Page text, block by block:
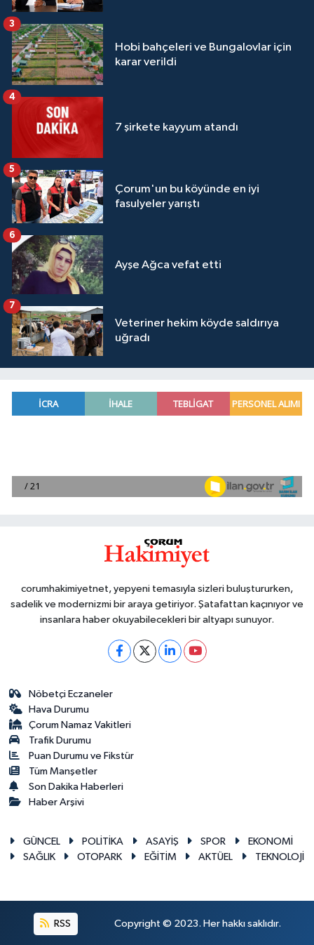
Hobi bahçeleri ve Bungalovlar için
karar verildi
3
7 şirkete kayyum atandı
4
Çorum'un bu köyünde en iyi
fasulyeler yarıştı
5
Ayşe Ağca vefat etti
6
Veteriner hekim köyde saldırıya
uğradı
7
corumhakimiyetnet, yepyeni temasıyla sizleri buluştururken,
sadelik ve modernizmi bir araya getiriyor. Şatafattan kaçınıyor ve
insanlara haber okuyabilecekleri bir altyapı sunuyor.
Nöbetçi Eczaneler
Hava Durumu
Çorum Namaz Vakitleri
Trafik Durumu
Puan Durumu ve Fikstür
Tüm Manşetler
Son Dakika Haberleri
Haber Arşivi
GÜNCEL POLİTİKA ASAYİŞ SPOR
EKONOMİ
SAĞLIK
OTOPARK EĞİTİM AKTÜEL TEKNOLOJİ
RSS Copyright © 2023. Her hakkı saklıdır.